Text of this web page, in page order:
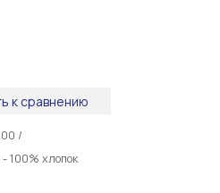
к сравнению
/
100% хлопок